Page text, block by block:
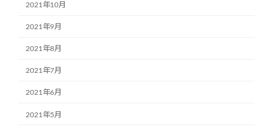
2021年10月
2021年9月
2021年8月
2021年7月
2021年6月
2021年5月